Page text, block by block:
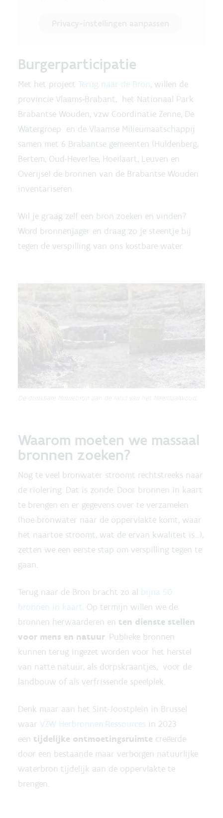
Burgerparticipatie
Met het project Terug naar de Bron, willen de
provincie Vlaams-Brabant, het Nationaal Park
Brabantse Wouden, vzw Coördinatie Zenne, De
Watergroep en de Vlaamse Milieumaatschappij
samen met 6 Brabantse gemeenten (Huldenberg,
Bertem, Oud-Heverlee, Hoeilaart, Leuven en
Overijse) de bronnen van de Brabantse Wouden
inventariseren.
Wil je graag zelf een bron zoeken en vinden?
Word bronnenjager en draag zo je steentje bij
tegen de verspilling van ons kostbare water.
Waarom moeten we massaal
bronnen zoeken?
Nog te veel bronwater stroomt rechtstreeks naar
de riolering. Dat is zonde. Door bronnen in kaart
te brengen en er gegevens over te verzamelen
(hoe bronwater naar de oppervlakte komt, waar
het naartoe stroomt, wat de ervan kwaliteit is…),
zetten we een eerste stap om verspilling tegen te
gaan.
Terug naar de Bron bracht zo al bijna 50
bronnen in kaart. Op termijn willen we de
bronnen herwaarderen en ten dienste stellen
voor mens en natuur. Publieke bronnen
kunnen terug ingezet worden voor het herstel
van natte natuur, als dorpskraantjes, voor de
landbouw of als verfrissende speelplek.
Denk maar aan het Sint-Joostplein in Brussel
waar VZW Herbronnen.Ressources in 2023
een tijdelijke ontmoetingsruimte creëerde
door een bestaande maar verborgen natuurlijke
waterbron tijdelijk aan de oppervlakte te
brengen.